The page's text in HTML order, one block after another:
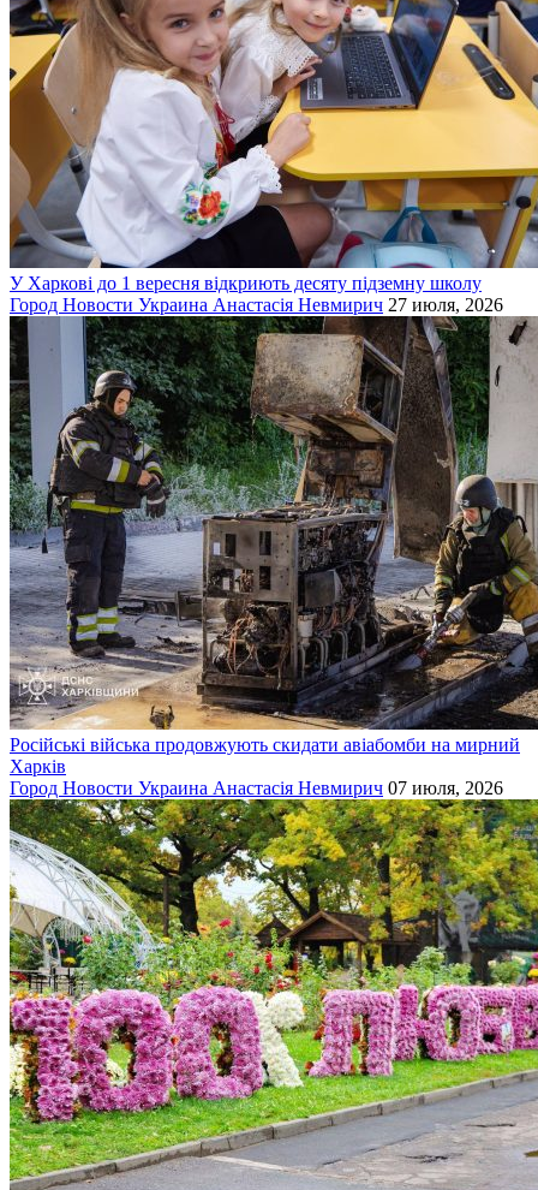
У Харкові до 1 вересня відкриють десяту підземну школу
Город Новости Украина Анастасія Невмирич 27 июля, 2026
Російські війська продовжують скидати авіабомби на мирний
Харків
Город Новости Украина Анастасія Невмирич 07 июля, 2026